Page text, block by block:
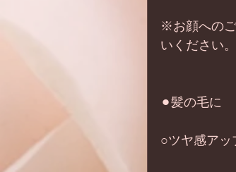
※お顔への
いください。
⚫︎髪の毛に
○ツヤ感アッ